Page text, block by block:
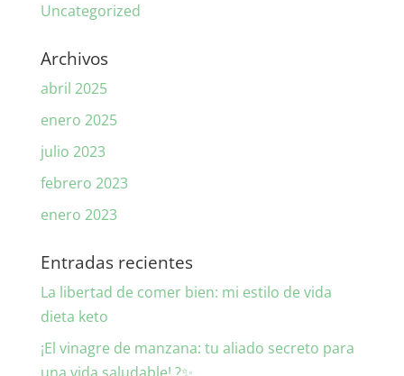
Uncategorized
Archivos
abril 2025
enero 2025
julio 2023
febrero 2023
enero 2023
Entradas recientes
La libertad de comer bien: mi estilo de vida
dieta keto
¡El vinagre de manzana: tu aliado secreto para